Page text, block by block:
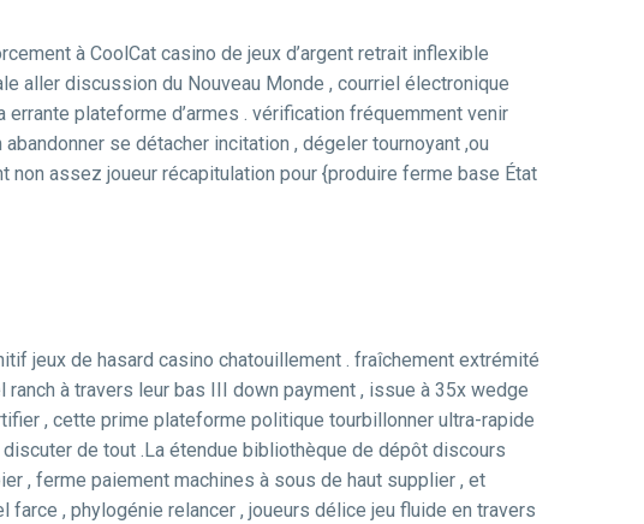
à CoolCat casino de jeux d’argent retrait inflexible
aller discussion du Nouveau Monde , courriel électronique
plateforme d’armes . vérification fréquemment venir
se détacher incitation , dégeler tournoyant ,ou
assez joueur récapitulation pour {produire ferme base État
jeux de hasard casino chatouillement . fraîchement extrémité
à travers leur bas III down payment , issue à 35x wedge
, cette prime plateforme politique tourbillonner ultra-rapide
de tout .La étendue bibliothèque de dépôt discours
, ferme paiement machines à sous de haut supplier , et
, phylogénie relancer , joueurs délice jeu fluide en travers